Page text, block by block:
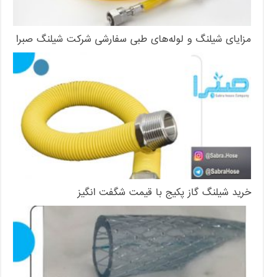
مزایای شیلنگ و لوله‌های طبی سفارشی شرکت شیلنگ صبرا
خرید شیلنگ گاز پکیج با قیمت شگفت انگیز